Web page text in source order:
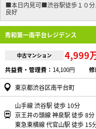
■本日内見可■渋谷駅徒歩１０分
良好
秀和第一南平台レジデンス
中古マンション 4,999
共益費・管理費： 14,100円
東京都渋谷区南平台町
山手線 渋谷駅 徒歩 10分
京王井の頭線 神泉駅 徒歩 8分
東急東横線 代官山駅 徒歩 15